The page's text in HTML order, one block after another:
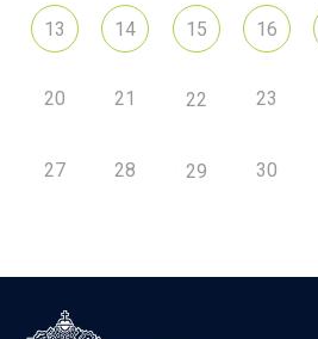
13 14 15 16
20 21 22 23
27 28 29 30